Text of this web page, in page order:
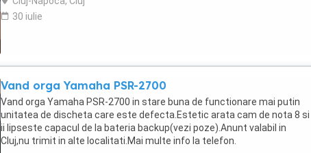
30 iulie
Vand orga Yamaha PSR-2700
Vand orga Yamaha PSR-2700 in stare buna de functionare mai putin
unitatea de discheta care este defecta.Estetic arata cam de nota 8 si
ii lipseste capacul de la bateria backup(vezi poze).Anunt valabil in
Cluj,nu trimit in alte localitati.Mai multe info la telefon.